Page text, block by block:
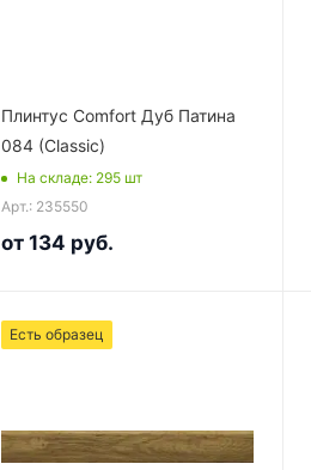
Плинтус Comfort Дуб Патина
084 (Classic)
На складе: 295 шт
Арт.: 235550
от 134 руб.
Есть образец